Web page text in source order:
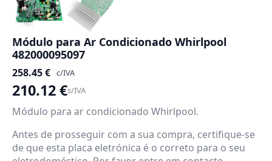
Módulo para Ar Condicionado Whirlpool
482000095097
258.45€ c/IVA
210.12€s/IVA
Módulo para ar condicionado Whirlpool.
Antes de prosseguir com a sua compra, certifique-se
de que esta placa eletrónica é o correto para o seu